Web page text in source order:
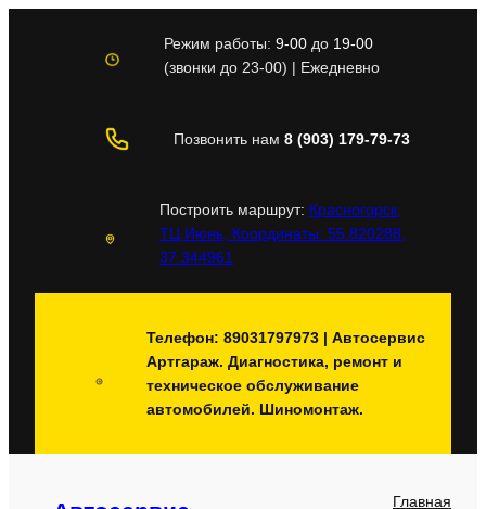
содержимому
Режим работы: 9-00до 19-00
(звонки до 23-00) | Ежедневно
Позвонить нам 8 (903) 179-79-73
Построить маршрут: Красногорск,
ТЦ Июнь, Координаты: 55.820288,
37.344961
Телефон: 89031797973 | Автосервис
Артгараж. Диагностика, ремонт и
техническое обслуживание
автомобилей. Шиномонтаж.
Главная